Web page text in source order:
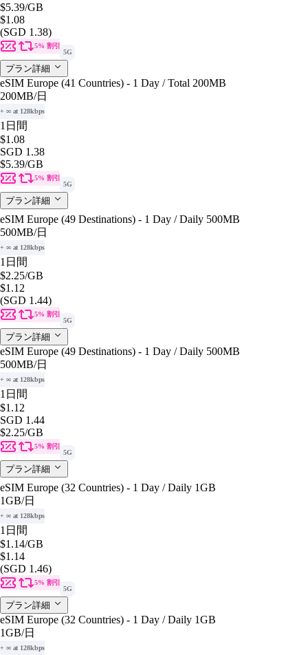
$5.39/GB
$1.08
(SGD 1.38)
5% 割引
5G
プラン詳細
eSIM Europe (41 Countries) - 1 Day / Total 200MB
200MB/日
+ ∞ at 128kbps
1日間
$1.08
SGD 1.38
$5.39/GB
5% 割引
5G
プラン詳細
eSIM Europe (49 Destinations) - 1 Day / Daily 500MB
500MB/日
+ ∞ at 128kbps
1日間
$2.25/GB
$1.12
(SGD 1.44)
5% 割引
5G
プラン詳細
eSIM Europe (49 Destinations) - 1 Day / Daily 500MB
500MB/日
+ ∞ at 128kbps
1日間
$1.12
SGD 1.44
$2.25/GB
5% 割引
5G
プラン詳細
eSIM Europe (32 Countries) - 1 Day / Daily 1GB
1GB/日
+ ∞ at 128kbps
1日間
$1.14/GB
$1.14
(SGD 1.46)
5% 割引
5G
プラン詳細
eSIM Europe (32 Countries) - 1 Day / Daily 1GB
1GB/日
+ ∞ at 128kbps